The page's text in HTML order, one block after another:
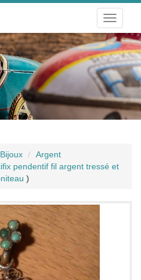
Toggle
Bijoux
Argent
pendentif fil argent tressé et
)